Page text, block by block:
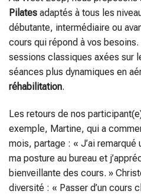
Pilates adaptés à tous les
débutante, intermédiaire ou
cours qui répond à vos
sessions classiques axées sur
séances plus dynamiques en
réhabilitation.
Les retours de nos
exemple, Martine, qui a
mois, partage : « J’ai
ma posture au bureau et
bienveillante des cours. »
diversité : « Passer d’un cours